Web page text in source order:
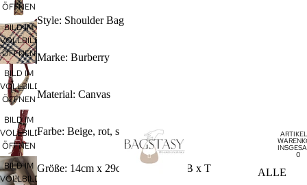
ALLE
0
ÖFFNEN
BILD IM
VOLLBILDMODUS
ÖFFNEN
BILD IM
VOLLBILDMODUS
ÖFFNEN
BILD IM
VOLLBILDMODUS
ÖFFNEN
BILD IM
VOLLBILDMODUS
Style: Shoulder Bag
Marke: Burberry
Material: Canvas
Farbe: Beige, rot, schwarz, weiß
Größe: 14cm x 29cm x 6cm / H x B x T